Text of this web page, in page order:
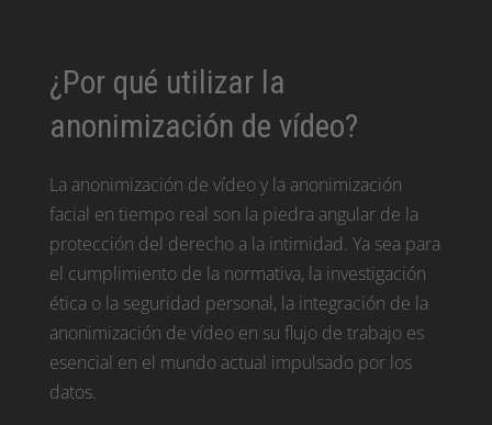
¿Por qué utilizar la
anonimización de vídeo?
La anonimización de vídeo y la anonimización
facial en tiempo real son la piedra angular de la
protección del derecho a la intimidad. Ya sea para
el cumplimiento de la normativa, la investigación
ética o la seguridad personal, la integración de la
anonimización de vídeo en su flujo de trabajo es
esencial en el mundo actual impulsado por los
datos.